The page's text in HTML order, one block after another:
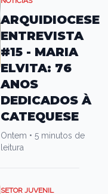
ARQUIDIOCESE
ENTREVISTA
#15 - MARIA
ELVITA: 76
ANOS
DEDICADOS À
CATEQUESE
Ontem • 5 minutos de
leitura
SETOR JUVENIL